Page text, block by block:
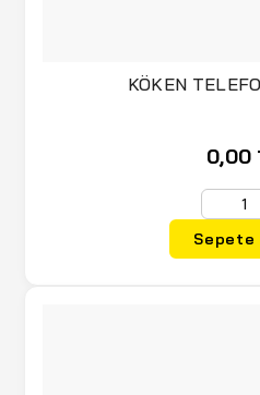
KÖKEN
0,00
Sepete